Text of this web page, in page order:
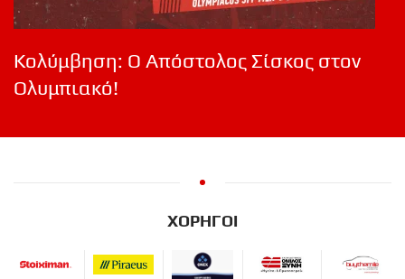
Κολύμβηση: Ο Απόστολος Σίσκος στον
Ολυμπιακό!
ΧΟΡΗΓΟΙ